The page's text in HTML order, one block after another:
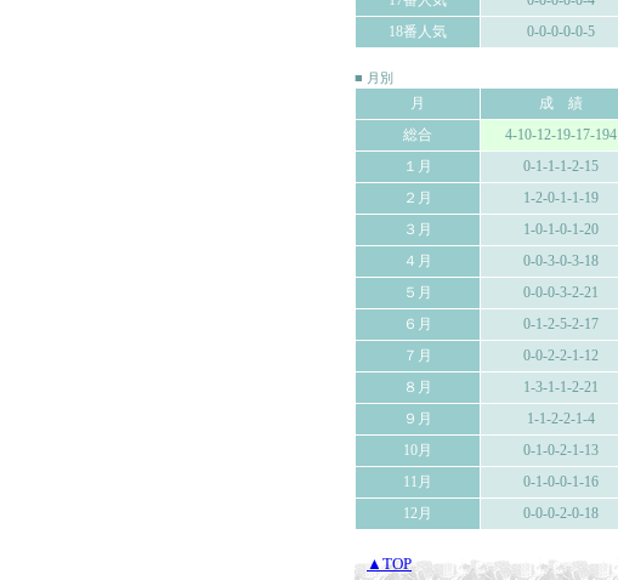
18番人気 0-0-0-0-0-5
■ 月別
月 成 績
総合
4-10-12-19-17-194
１月 0-1-1-1-2-15
２月 1-2-0-1-1-19
３月 1-0-1-0-1-20
４月 0-0-3-0-3-18
５月 0-0-0-3-2-21
６月 0-1-2-5-2-17
７月 0-0-2-2-1-12
８月 1-3-1-1-2-21
９月 1-1-2-2-1-4
10月 0-1-0-2-1-13
11月 0-1-0-0-1-16
12月 0-0-0-2-0-18
▲TOP